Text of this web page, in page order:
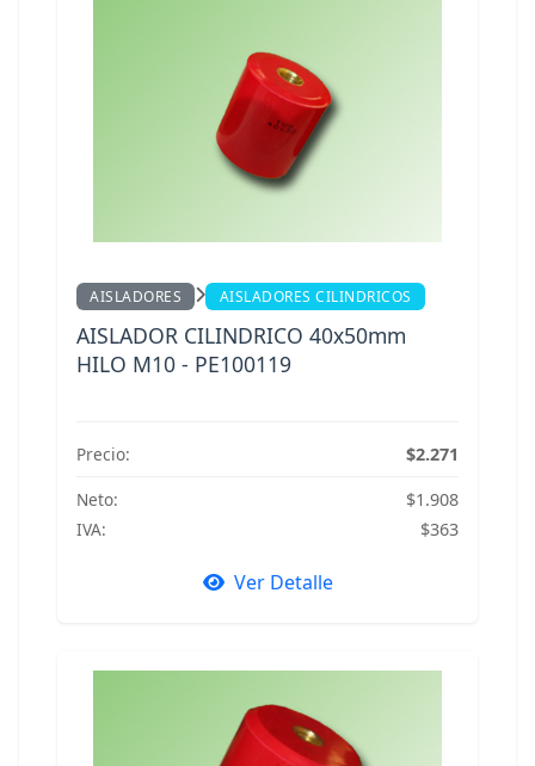
AISLADORES AISLADORES CILINDRICOS
AISLADOR CILINDRICO 40x50mm
HILO M10 - PE100119
Precio:
$2.271
Neto:
$1.908
IVA:
$363
Ver Detalle